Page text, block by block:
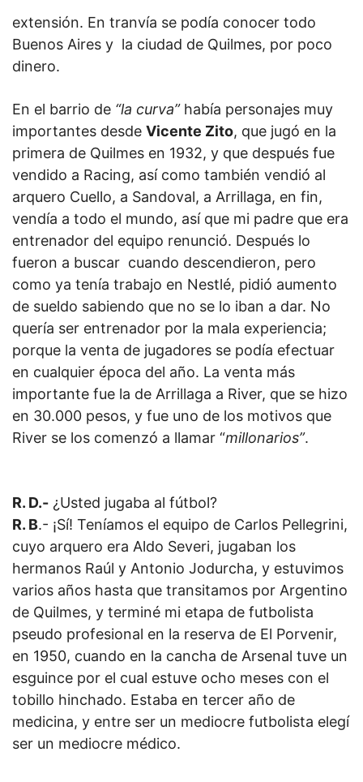
extensión. En tranvía se podía conocer todo
Buenos Aires y la ciudad de Quilmes, por poco
dinero.
En el barrio de “la curva”había personajes muy
importantes desde Vicente Zito, que jugó en la
primera de Quilmes en 1932, y que después fue
vendido a Racing, así como también vendió al
arquero Cuello, a Sandoval, a Arrillaga, en fin,
vendía a todo el mundo, así que mi padre que era
entrenador del equipo renunció. Después lo
fueron a buscar cuando descendieron, pero
como ya tenía trabajo en Nestlé, pidió aumento
de sueldo sabiendo que no se lo iban a dar. No
quería ser entrenador por la mala experiencia;
porque la venta de jugadores se podía efectuar
en cualquier época del año. La venta más
importante fue la de Arrillaga a River, que se hizo
en 30.000 pesos, y fue uno de los motivos que
River se los comenzó a llamar “millonarios”.
R. D.- ¿Usted jugaba al fútbol?
R. B.- ¡Sí! Teníamos el equipo de Carlos Pellegrini,
cuyo arquero era Aldo Severi, jugaban los
hermanos Raúl y Antonio Jodurcha, y estuvimos
varios años hasta que transitamos por Argentino
de Quilmes, y terminé mi etapa de futbolista
pseudo profesional en la reserva de El Porvenir,
en 1950, cuando en la cancha de Arsenal tuve un
esguince por el cual estuve ocho meses con el
tobillo hinchado. Estaba en tercer año de
medicina, y entre ser un mediocre futbolista elegí
ser un mediocre médico.